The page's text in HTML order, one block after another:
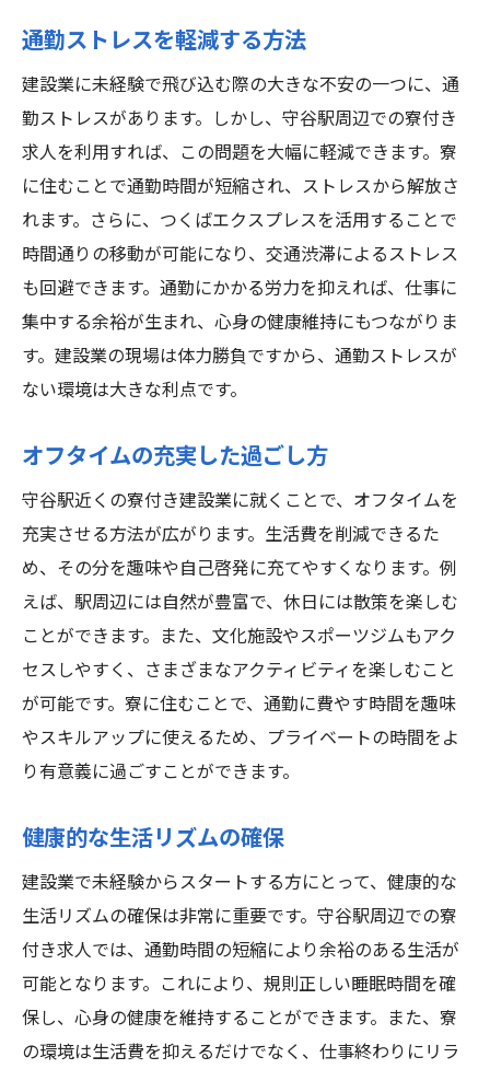
通勤ストレスを軽減する方法
建設業に未経験で飛び込む際の大きな不安の一つに、通
勤ストレスがあります。しかし、守谷駅周辺での寮付き
求人を利用すれば、この問題を大幅に軽減できます。寮
に住むことで通勤時間が短縮され、ストレスから解放さ
れます。さらに、つくばエクスプレスを活用することで
時間通りの移動が可能になり、交通渋滞によるストレス
も回避できます。通勤にかかる労力を抑えれば、仕事に
集中する余裕が生まれ、心身の健康維持にもつながりま
す。建設業の現場は体力勝負ですから、通勤ストレスが
ない環境は大きな利点です。
オフタイムの充実した過ごし方
守谷駅近くの寮付き建設業に就くことで、オフタイムを
充実させる方法が広がります。生活費を削減できるた
め、その分を趣味や自己啓発に充てやすくなります。例
えば、駅周辺には自然が豊富で、休日には散策を楽しむ
ことができます。また、文化施設やスポーツジムもアク
セスしやすく、さまざまなアクティビティを楽しむこと
が可能です。寮に住むことで、通勤に費やす時間を趣味
やスキルアップに使えるため、プライベートの時間をよ
り有意義に過ごすことができます。
健康的な生活リズムの確保
建設業で未経験からスタートする方にとって、健康的な
生活リズムの確保は非常に重要です。守谷駅周辺での寮
付き求人では、通勤時間の短縮により余裕のある生活が
可能となります。これにより、規則正しい睡眠時間を確
保し、心身の健康を維持することができます。また、寮
の環境は生活費を抑えるだけでなく、仕事終わりにリラ